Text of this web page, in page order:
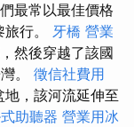
最常以最佳價格
行。 牙橋 營業
然後穿越了該國
。 徵信社費用
，該河流延伸至
助聽器 營業用冰